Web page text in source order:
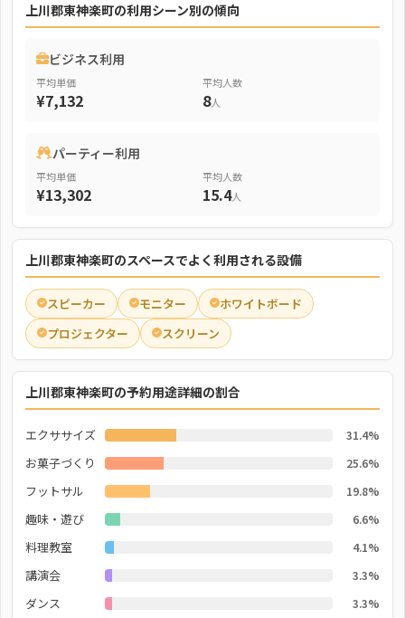
上川郡東神楽町の利用シーン別の傾向
ビジネス利用
平均単価
¥7,132
平均人数
8人
パーティー利用
平均単価
¥13,302
平均人数
15.4人
上川郡東神楽町のスペースでよく利用される設備
スピーカー モニター
ホワイトボード
プロジェクター
スクリーン
上川郡東神楽町の予約用途詳細の割合
エクササイズ 31.4%
お菓子づくり 25.6%
フットサル 19.8%
趣味・遊び 6.6%
料理教室 4.1%
講演会 3.3%
ダンス 3.3%